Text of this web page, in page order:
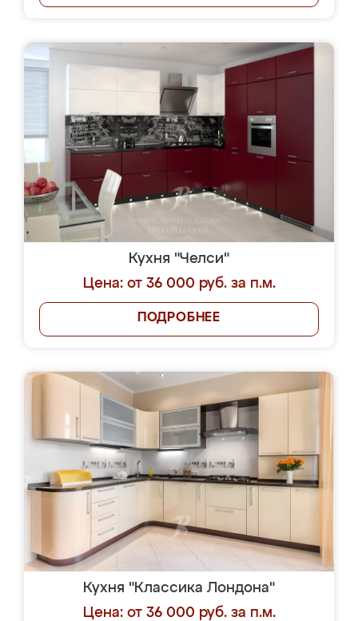
Кухня "Челси"
Цена: от 36 000 руб. за п.м.
ПОДРОБНЕЕ
Кухня "Классика Лондона"
Цена: от 36 000 руб. за п.м.